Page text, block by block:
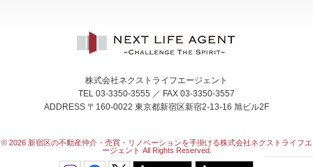
株式会社ネクストライフエージェント
TEL 03-3350-3555 ／ FAX 03-3350-3557
ADDRESS 〒160-0022 東京都新宿区新宿2-13-16 旭ビル2F
© 2026 新宿区の不動産仲介・売買・リノベーションを手掛ける株式会社ネクストライフエ
ージェント All Rights Reserved.